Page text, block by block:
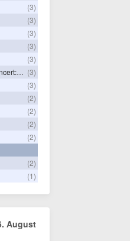
(3)
(3)
(3)
(3)
(3)
TOMORROW X TOGETHER VR Concert: Endless Ride (3)
(3)
(2)
(2)
(2)
(2)
(2)
(1)
August